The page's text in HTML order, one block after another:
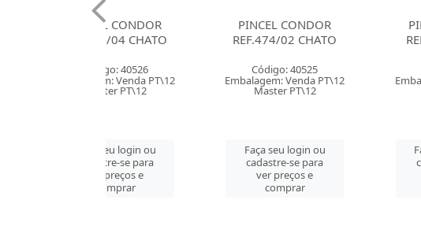
PINCEL CONDOR
REF.474/02 CHATO
Embalagem: Venda PT\12
Faça seu login ou
cadastre-se para
PINCEL CONDOR
REF.474/0 CHATO
Embalagem: Venda PT\12
Faça seu login ou
cadastre-se para